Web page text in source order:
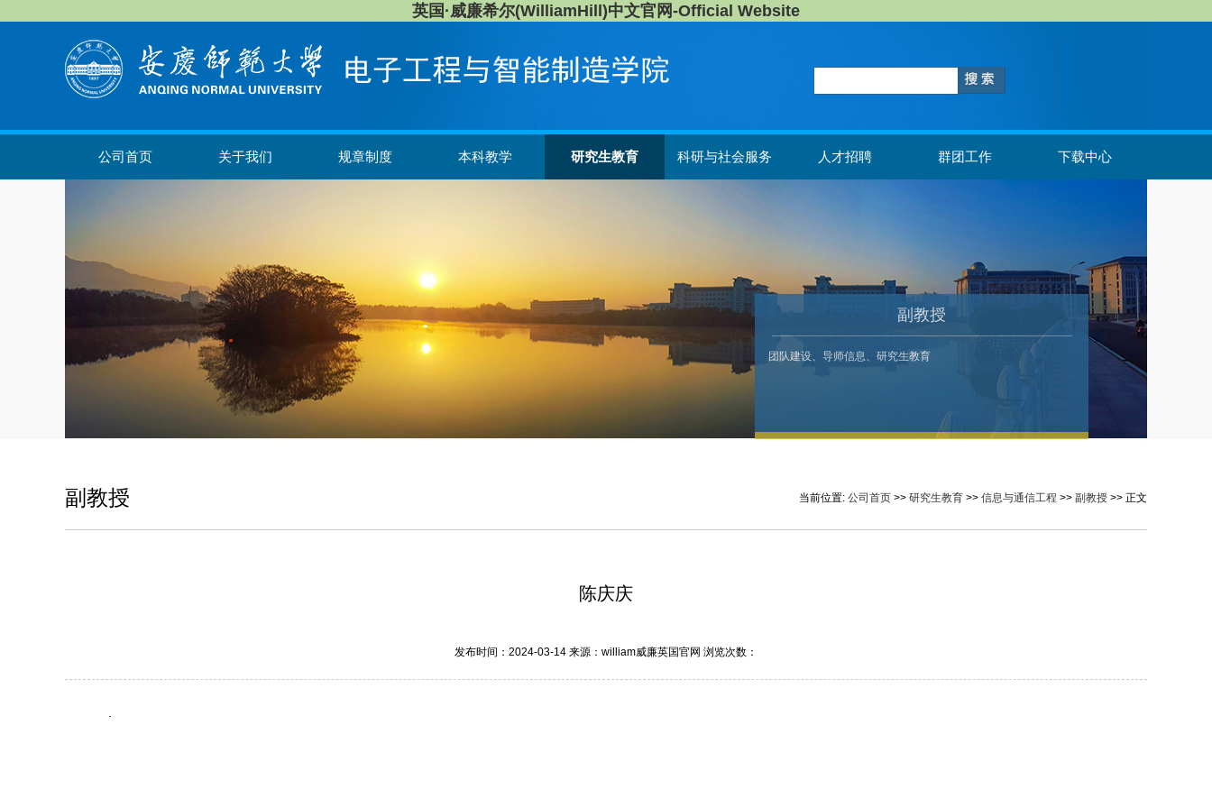
英国·威廉希尔(WilliamHill)中文官网-Official Website
公司首页 关于我们 规章制度 本科教学 研究生教育 科研与社会服务 人才招聘 群团工作 下载中心
副教授
团队建设、导师信息、研究生教育
副教授 当前位置: 公司首页 >> 研究生教育 >> 信息与通信工程 >> 副教授 >> 正文
陈庆庆
发布时间：2024-03-14 来源：william威廉英国官网 浏览次数：